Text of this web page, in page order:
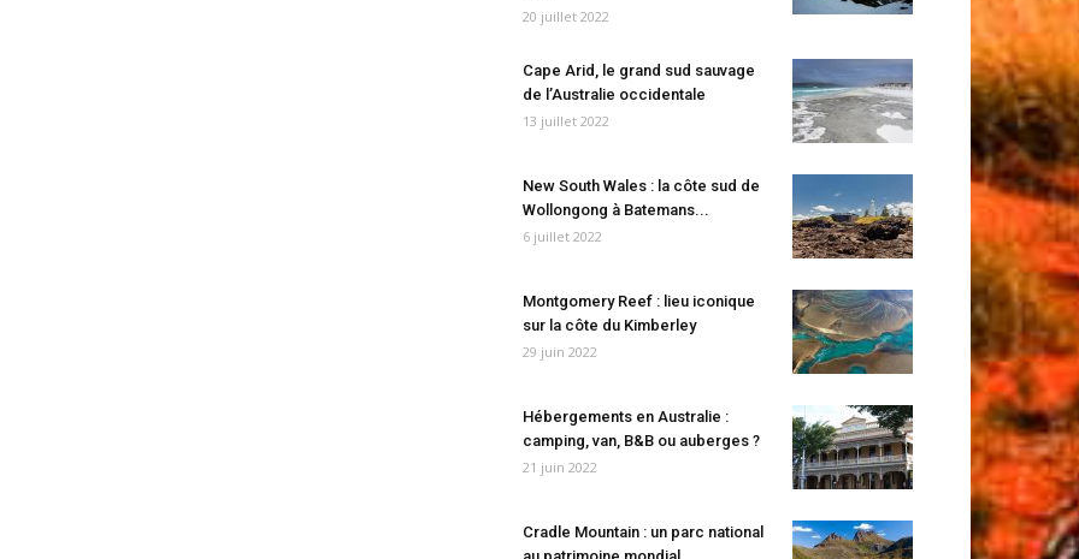
20 juillet 2022
Cape Arid, le grand sud sauvage
de l’Australie occidentale
13 juillet 2022
New South Wales : la côte sud de
Wollongong à Batemans...
6 juillet 2022
Montgomery Reef : lieu iconique
sur la côte du Kimberley
29 juin 2022
Hébergements en Australie :
camping, van, B&B ou auberges ?
21 juin 2022
Cradle Mountain : un parc national